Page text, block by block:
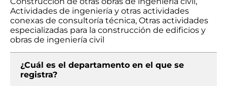
Actividades de ingeniería y otras actividades
conexas de consultoría técnica, Otras actividades
especializadas para la construcción de edificios y
obras de ingeniería civil
¿Cuál es el departamento en el que se
registra?